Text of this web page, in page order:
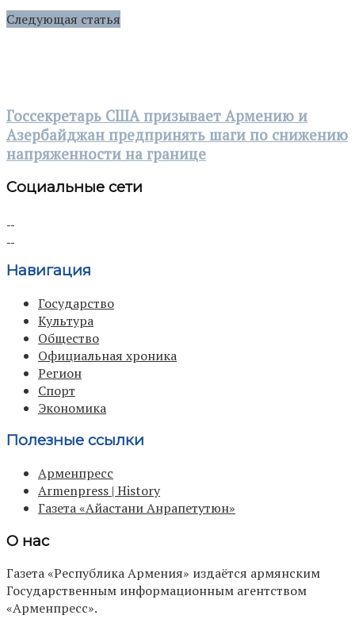
Следующая статья
Госсекретарь США призывает Армению и
Азербайджан предпринять шаги по снижению
напряженности на границе
Социальные сети
Навигация
Государство
Культура
Общество
Официальная хроника
Регион
Спорт
Экономика
Полезные ссылки
Арменпресс
Armenpress | History
Газета «Айастани Анрапетутюн»
О нас
Газета «Республика Армения» издаётся армянским
Государственным информационным агентством
«Арменпресс».